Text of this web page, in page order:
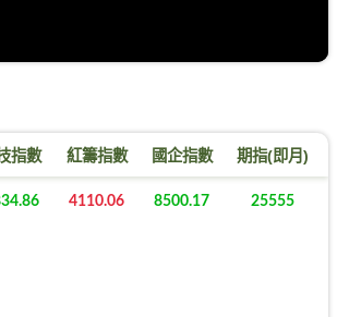
指數 紅籌指數
4110.06
國企指數
8500.17
期指(即月)
25555